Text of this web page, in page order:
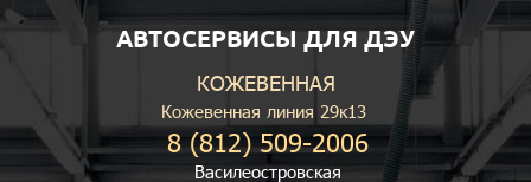
АВТОСЕРВИСЫ ДЛЯ ДЭУ
КОЖЕВЕННАЯ
Кожевенная линия 29к13
8 (812) 509-2006
Василеостровская